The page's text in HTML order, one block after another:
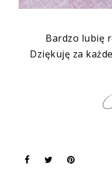
Bardzo lubię
Dziękuję za